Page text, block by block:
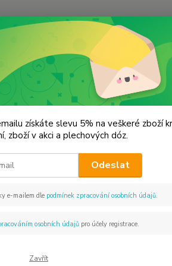
sůl hrubozrnná
sůl hrubozrnná
sůl,
hodí
získáte slevu 5% na veškeré zboží
zboží v akci a plechových dóz.
Odeslat
e-mailem dle podmínek zpracování osobních údajů.
osobních údajůpro účely registrace.
Zavřít